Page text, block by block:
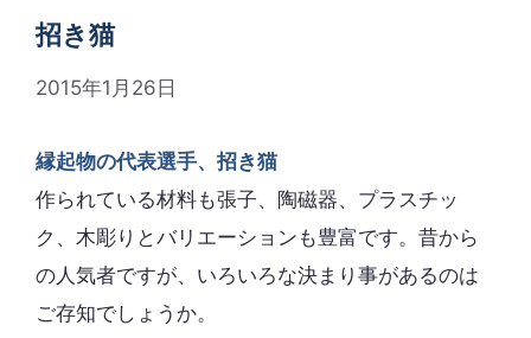
招き猫
2015年1月26日
縁起物の代表選手、招き猫
作られている材料も張子、陶磁器、プラスチッ
ク、木彫りとバリエーションも豊富です。昔から
の人気者ですが、いろいろな決まり事があるのは
ご存知でしょうか。